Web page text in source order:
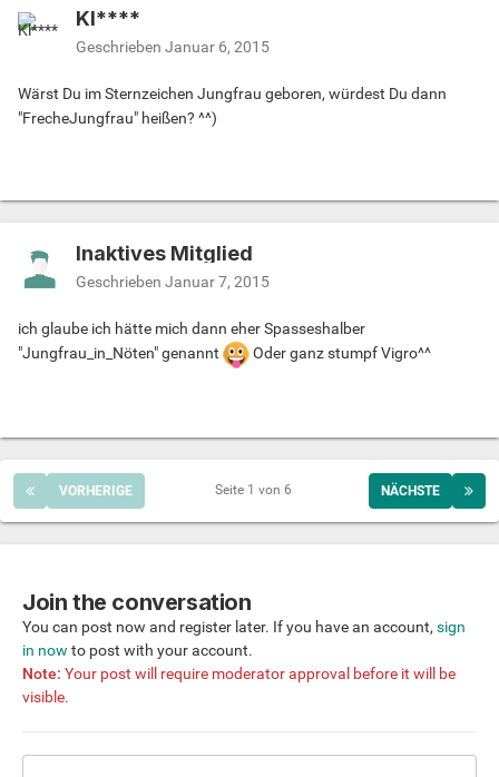
Kl****
Geschrieben Januar 6, 2015
Wärst Du im Sternzeichen Jungfrau geboren, würdest Du dann
"FrecheJungfrau" heißen? ^^)
Inaktives Mitglied
Geschrieben Januar 7, 2015
ich glaube ich hätte mich dann eher Spasseshalber
"Jungfrau_in_Nöten" genannt
Oder ganz stumpf Vigro^^
VORHERIGE NÄCHSTE
Seite 1 von 6
Join the conversation
You can post now and register later. If you have an account, sign
in now to post with your account.
Note: Your post will require moderator approval before it will be
visible.